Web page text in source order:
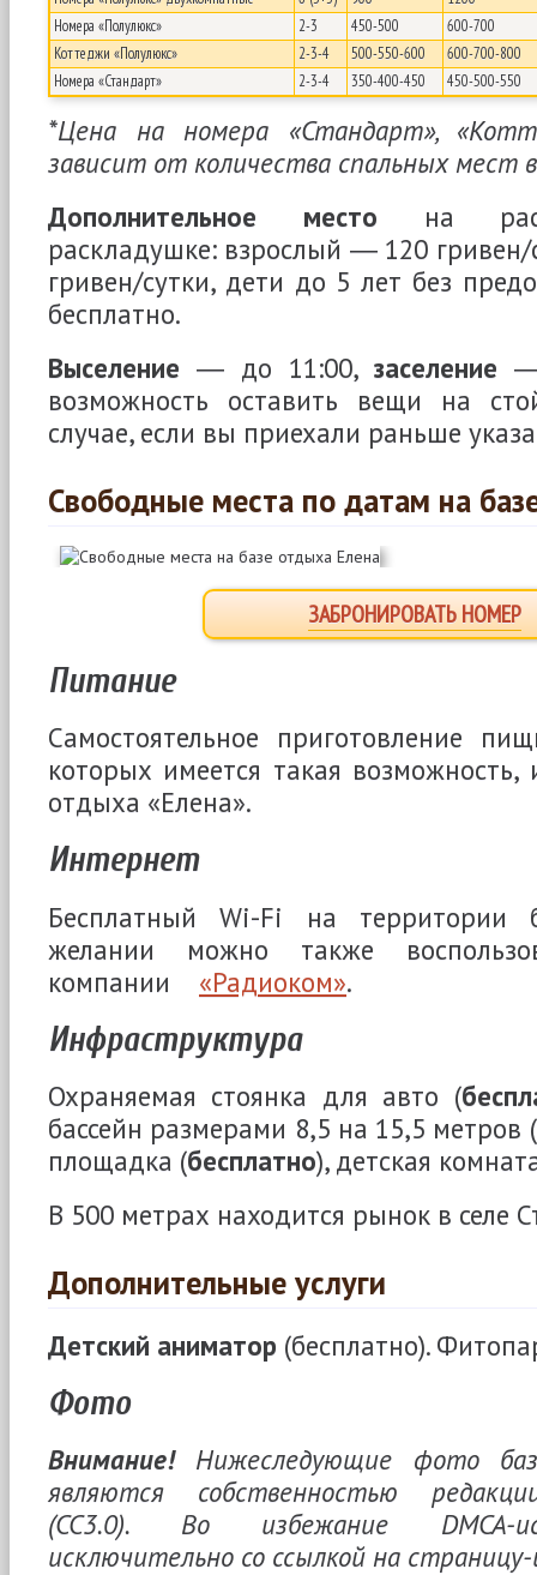
Номера «Полулюкс»
2-3 450-500
600-700
Коттеджи «Полулюкс»
2-3-4 500-550-600
600-700-800
Номера «Стандарт»
2-3-4 350-400-450 450-500-550
*Цена на номера «Стандарт»,
зависит от количества спальных мест
Дополнительное место на
раскладушке: взрослый ― 120
гривен/сутки, дети до 5 лет без
бесплатно.
Выселение ― до 11:00, заселение ―
возможность оставить вещи на
случае, если вы приехали раньше
Свободные места по датам на
ЗАБРОНИРОВАТЬ НОМЕР
Питание
Самостоятельное приготовление
которых имеется такая
отдыха «Елена».
Интернет
Бесплатный Wi-Fi на территории
желании можно также
компании
«Радиоком».
Инфраструктура
Охраняемая стоянка для авто (
бассейн размерами 8,5 на 15,5 метров (
площадка (бесплатно), детская
В 500 метрах находится рынок в селе
Дополнительные услуги
Детский аниматор (бесплатно).
Фото
Внимание!Нижеследующие фото
являются собственностью
(CC3.0). Во избежание DMCA-
исключительно со ссылкой на